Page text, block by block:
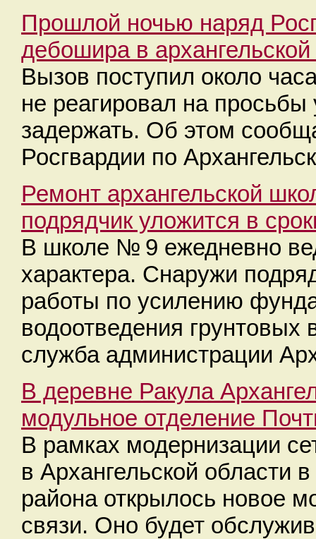
Прошлой ночью наряд
дебошира в
Вызов поступил около
не реагировал на
задержать. Об этом
Росгвардии по
Ремонт архангельской
подрядчик уложится в
В школе № 9 ежедневно
характера. Снаружи
работы по усилению
водоотведения
служба администрации
В деревне Ракула
модульное отделение
В рамках модернизации
в Архангельской области
района открылось новое
связи. Оно будет